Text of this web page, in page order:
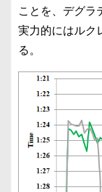
ことを、デグラ
実力的にはルク
る。